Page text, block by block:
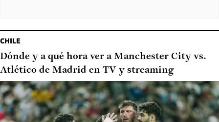
CHILE
Dónde y a qué hora ver a Manchester City vs.
Atlético de Madrid en TV y streaming